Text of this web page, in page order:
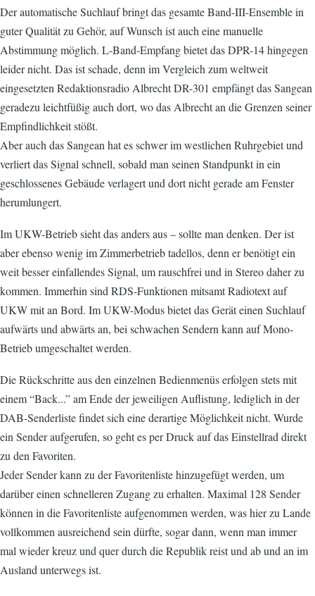
Der automatische Suchlauf bringt das gesamte Band-III-Ensemble in
guter Qualität zu Gehör, auf Wunsch ist auch eine manuelle
Abstimmung möglich. L-Band-Empfang bietet das DPR-14 hingegen
leider nicht. Das ist schade, denn im Vergleich zum weltweit
eingesetzten Redaktionsradio Albrecht DR-301 empfängt das Sangean
geradezu leichtfüßig auch dort, wo das Albrecht an die Grenzen seiner
Empfindlichkeit stößt.
Aber auch das Sangean hat es schwer im westlichen Ruhrgebiet und
verliert das Signal schnell, sobald man seinen Standpunkt in ein
geschlossenes Gebäude verlagert und dort nicht gerade am Fenster
herumlungert.
Im UKW-Betrieb sieht das anders aus – sollte man denken. Der ist
aber ebenso wenig im Zimmerbetrieb tadellos, denn er benötigt ein
weit besser einfallendes Signal, um rauschfrei und in Stereo daher zu
kommen. Immerhin sind RDS-Funktionen mitsamt Radiotext auf
UKW mit an Bord. Im UKW-Modus bietet das Gerät einen Suchlauf
aufwärts und abwärts an, bei schwachen Sendern kann auf Mono-
Betrieb umgeschaltet werden.
Die Rückschritte aus den einzelnen Bedienmenüs erfolgen stets mit
einem “Back...” am Ende der jeweiligen Auflistung, lediglich in der
DAB-Senderliste findet sich eine derartige Möglichkeit nicht. Wurde
ein Sender aufgerufen, so geht es per Druck auf das Einstellrad direkt
zu den Favoriten.
Jeder Sender kann zu der Favoritenliste hinzugefügt werden, um
darüber einen schnelleren Zugang zu erhalten. Maximal 128 Sender
können in die Favoritenliste aufgenommen werden, was hier zu Lande
vollkommen ausreichend sein dürfte, sogar dann, wenn man immer
mal wieder kreuz und quer durch die Republik reist und ab und an im
Ausland unterwegs ist.